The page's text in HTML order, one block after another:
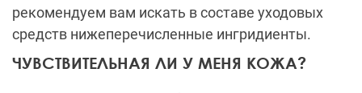
рекомендуем вам искать в составе уходовых
средств нижеперечисленные ингридиенты.
ЧУВСТВИТЕЛЬНАЯ ЛИ У МЕНЯ КОЖА?